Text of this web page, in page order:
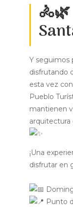
Y seguimos
disfrutando
esta vez
Pueblo
mantienen
arquitectura
¡Una
disfrutar en
Punto